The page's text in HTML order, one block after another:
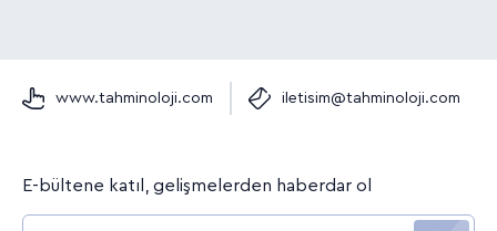
www.tahminoloji.com iletisim@tahminoloji.com
E-bültene katıl, gelişmelerden haberdar ol